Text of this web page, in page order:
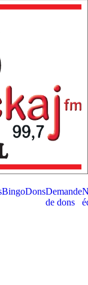
BingoDonsDemande
de dons